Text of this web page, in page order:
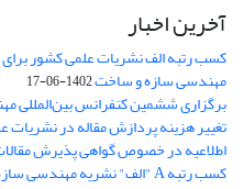
آخرین اخبار
کسب رتبه الف نشریات علمی کشور
مهندسی سازه و ساخت1402-06-17
برگزاری ششمین کنفرانس بین‌المللی
تغییر هزینه پردازش مقاله در نشریات
اطلاعیه در خصوص گواهی پذیرش
کسب رتبه A "الف" نشریه مهندسی سازه و ساخت